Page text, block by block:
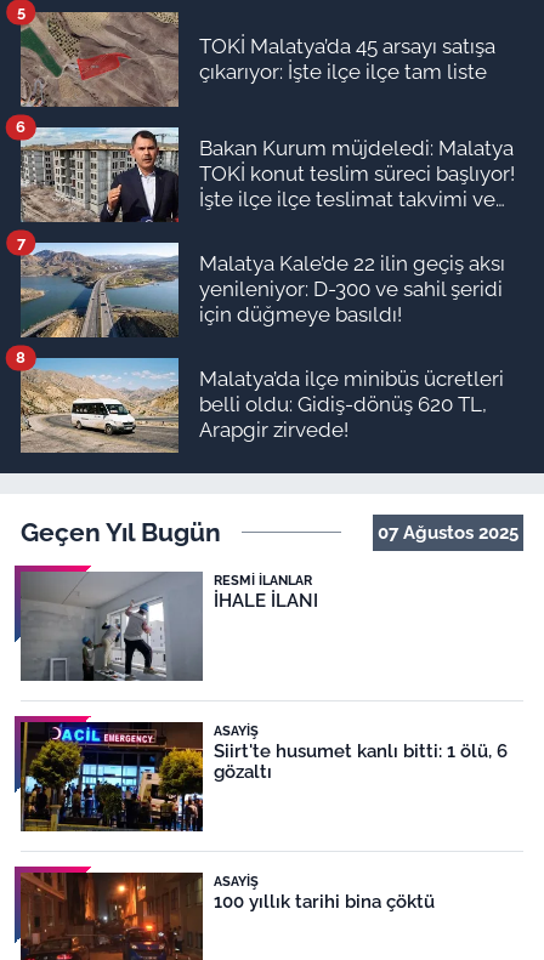
TOKİ Malatya’da 45 arsayı satışa
çıkarıyor: İşte ilçe ilçe tam liste
5
Bakan Kurum müjdeledi: Malatya
TOKİ konut teslim süreci başlıyor!
İşte ilçe ilçe teslimat takvimi ve
6
Malatya Kale’de 22 ilin geçiş aksı
yenileniyor: D-300 ve sahil şeridi
için düğmeye basıldı!
7
Malatya’da ilçe minibüs ücretleri
belli oldu: Gidiş-dönüş 620 TL,
Arapgir zirvede!
8
Geçen Yıl Bugün 07 Ağustos 2025
RESMI İLANLAR
İHALE İLANI
ASAYIŞ
Siirt'te husumet kanlı bitti: 1 ölü, 6
gözaltı
ASAYIŞ
100 yıllık tarihi bina çöktü